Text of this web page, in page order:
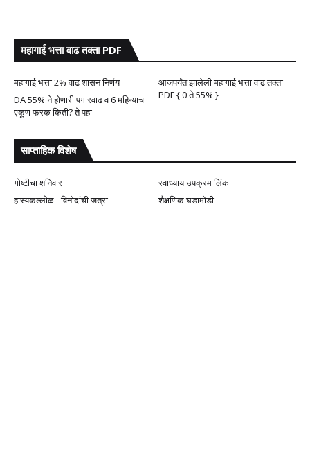
महागाई भत्ता वाढ तक्ता PDF
महागाई भत्ता 2% वाढ शासन निर्णय
आजपर्यंत झालेली महागाई भत्ता वाढ तक्ता
PDF { 0 ते 55% }
DA 55% ने होणारी पगारवाढ व 6 महिन्याचा
एकूण फरक किती? ते पहा
साप्ताहिक विशेष
गोष्टीचा शनिवार
स्वाध्याय उपक्रम लिंक
हास्यकल्लोळ - विनोदांची जत्रा
शैक्षणिक घडामोडी